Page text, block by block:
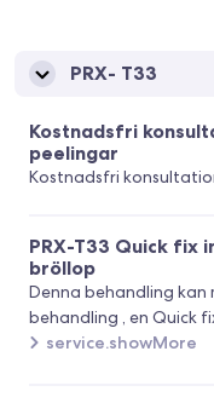
PRX- T33
Kostnadsfri
peelingar
Kostnadsfri
PRX-T33 Quick fix
bröllop
Denna behandling kan med fördel utföras som en enstaka
behandling , en Quick
make - up Ger djup återfuktning och glow Reducerar fina
service.showMore